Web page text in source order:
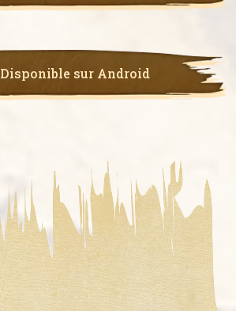
Disponible sur Android